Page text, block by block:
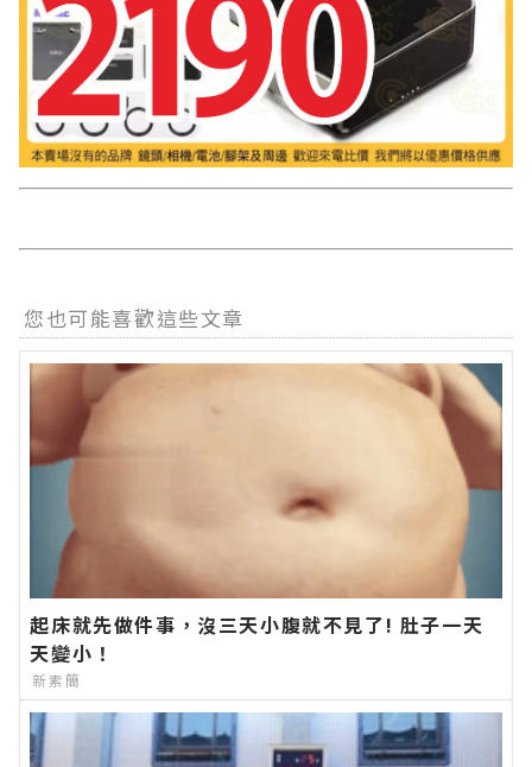
您也可能喜歡這些文章
起床就先做件事，沒三天小腹就不見了! 肚子一天
天變小！
新素簡